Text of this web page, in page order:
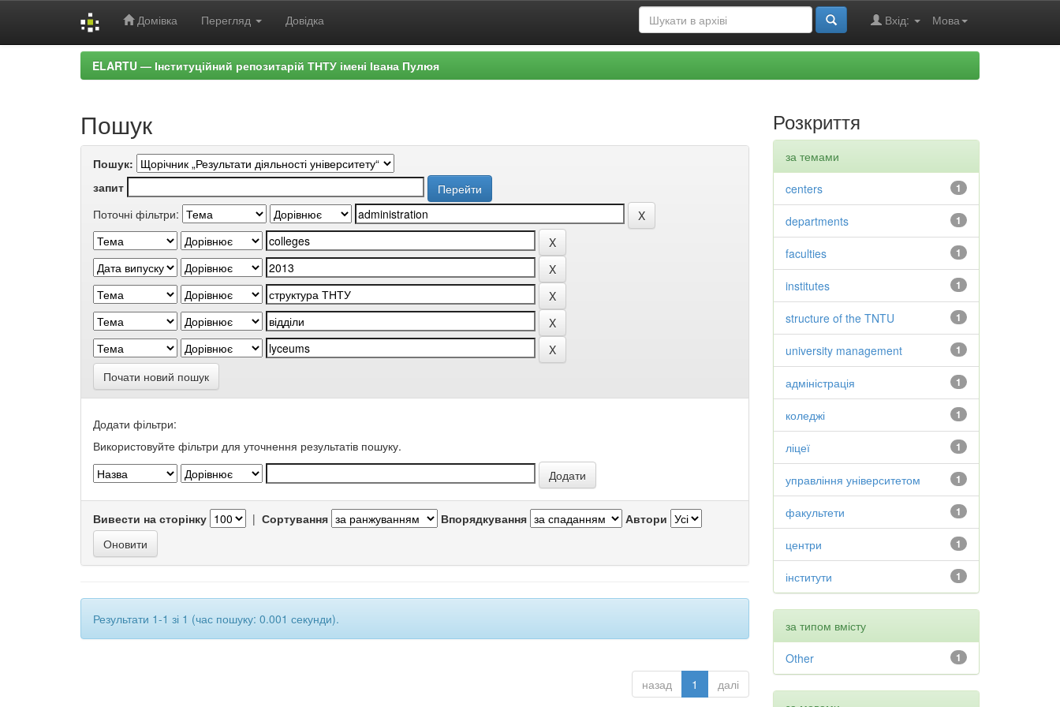
Домівка Перегляд Довідка Мова
Вхід:
ELARTU — Інституційний репозитарій ТНТУ імені Івана Пулюя
Пошук
Пошук:
запит
Поточні фільтри:
Почати новий пошук
Додати фільтри:
Використовуйте фільтри для уточнення результатів пошуку.
Вивести на сторінку | Сортування Впорядкування Автори
Результати 1-1 зі 1 (час пошуку: 0.001 секунди).
назад 1 далі
Розкриття
за темами
1
centers
1
departments
1
faculties
1
institutes
1
structure of the TNTU
1
university management
1
адміністрація
1
коледжі
1
ліцеї
1
управління університетом
1
факультети
1
центри
1
інститути
за типом вмісту
1
Other